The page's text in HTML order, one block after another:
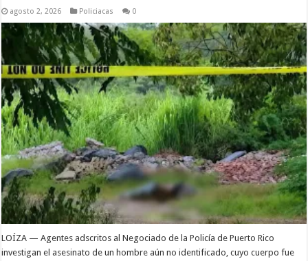
agosto 2, 2026 Policiacas 0
LOÍZA — Agentes adscritos al Negociado de la Policía de Puerto Rico
investigan el asesinato de un hombre aún no identificado, cuyo cuerpo fue